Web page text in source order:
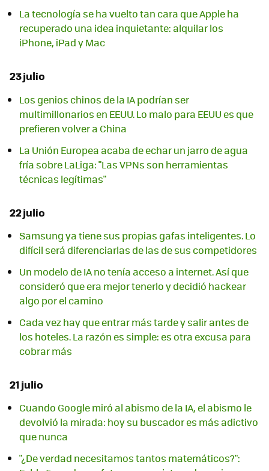
La tecnología se ha vuelto tan cara que Apple ha
recuperado una idea inquietante: alquilar los
iPhone, iPad y Mac
23 julio
Los genios chinos de la IA podrían ser
multimillonarios en EEUU. Lo malo para EEUU es que
prefieren volver a China
La Unión Europea acaba de echar un jarro de agua
fría sobre LaLiga: "Las VPNs son herramientas
técnicas legítimas"
22 julio
Samsung ya tiene sus propias gafas inteligentes. Lo
difícil será diferenciarlas de las de sus competidores
Un modelo de IA no tenía acceso a internet. Así que
consideró que era mejor tenerlo y decidió hackear
algo por el camino
Cada vez hay que entrar más tarde y salir antes de
los hoteles. La razón es simple: es otra excusa para
cobrar más
21 julio
Cuando Google miró al abismo de la IA, el abismo le
devolvió la mirada: hoy su buscador es más adictivo
que nunca
"¿De verdad necesitamos tantos matemáticos?":